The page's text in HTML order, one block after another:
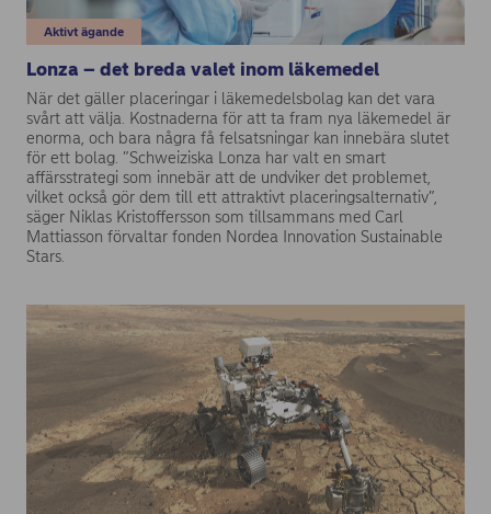
Aktivt ägande
Lonza – det breda valet inom läkemedel
När det gäller placeringar i läkemedelsbolag kan det vara
svårt att välja. Kostnaderna för att ta fram nya läkemedel är
enorma, och bara några få felsatsningar kan innebära slutet
för ett bolag. ”Schweiziska Lonza har valt en smart
affärsstrategi som innebär att de undviker det problemet,
vilket också gör dem till ett attraktivt placeringsalternativ”,
säger Niklas Kristoffersson som tillsammans med Carl
Mattiasson förvaltar fonden Nordea Innovation Sustainable
Stars.